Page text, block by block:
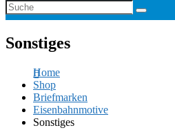
Sonstiges
Home
Shop
Briefmarken
Eisenbahnmotive
Sonstiges